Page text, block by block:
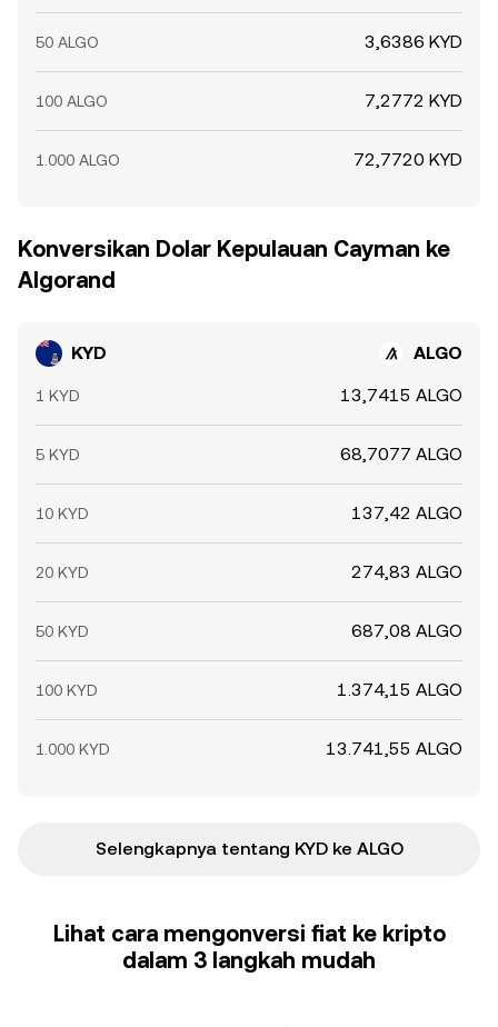
50 ALGO 3,6386 KYD
100 ALGO 7,2772 KYD
1.000 ALGO 72,7720 KYD
Konversikan Dolar Kepulauan Cayman ke
Algorand
KYD ALGO
1 KYD 13,7415 ALGO
5 KYD 68,7077 ALGO
10 KYD 137,42 ALGO
20 KYD 274,83 ALGO
50 KYD 687,08 ALGO
100 KYD 1.374,15 ALGO
1.000 KYD 13.741,55 ALGO
Selengkapnya tentang KYD ke ALGO
Lihat cara mengonversi fiat ke kripto
dalam 3 langkah mudah